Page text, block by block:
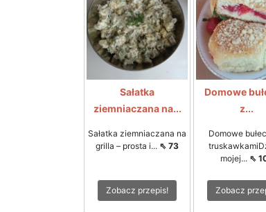
Sałatka
ziemniaczana na...
Sałatka ziemniaczana na
grilla – prosta i... ⇖ 73
Zobacz przepis!
Domowe
z...
Domowe
mojej... ⇖
Zobacz